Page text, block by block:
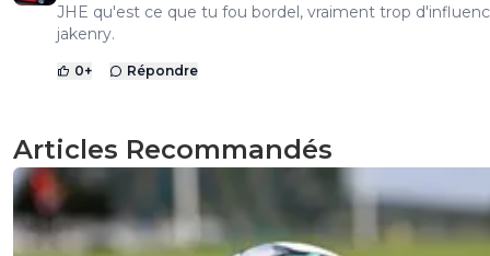
JHE qu'est ce que tu fou bordel, vraiment trop
jakenry.
0+ Répondre
Articles Recommandés